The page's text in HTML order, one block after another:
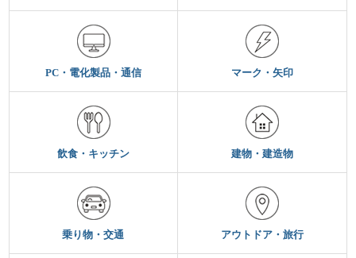
PC・電化製品・通信 マーク・矢印
飲食・キッチン 建物・建造物
乗り物・交通 アウトドア・旅行